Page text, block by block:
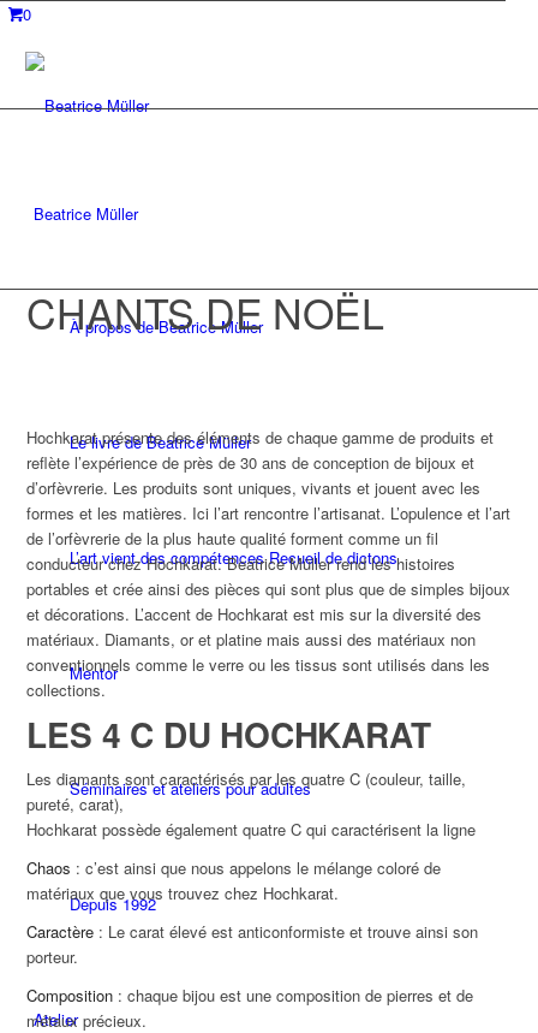
0
Beatrice Müller
À propos de Beatrice Müller
Le livre de Beatrice Müller
L’art vient des compétences Recueil de dictons
Mentor
Séminaires et ateliers pour adultes
Depuis 1992
Atelier
CHANTS DE NOËL
Hochkarat présente des éléments de chaque gamme de produits et
reflète l’expérience de près de 30 ans de conception de bijoux et
d’orfèvrerie. Les produits sont uniques, vivants et jouent avec les
formes et les matières. Ici l’art rencontre l’artisanat. L’opulence et l’art
de l’orfèvrerie de la plus haute qualité forment comme un fil
conducteur chez Hochkarat. Beatrice Müller rend les histoires
portables et crée ainsi des pièces qui sont plus que de simples bijoux
et décorations. L’accent de Hochkarat est mis sur la diversité des
matériaux. Diamants, or et platine mais aussi des matériaux non
conventionnels comme le verre ou les tissus sont utilisés dans les
collections.
LES 4 C DU HOCHKARAT
Les diamants sont caractérisés par les quatre C (couleur, taille,
pureté, carat),
Hochkarat possède également quatre C qui caractérisent la ligne
Chaos : c’est ainsi que nous appelons le mélange coloré de
matériaux que vous trouvez chez Hochkarat.
Caractère : Le carat élevé est anticonformiste et trouve ainsi son
porteur.
Composition : chaque bijou est une composition de pierres et de
métaux précieux.